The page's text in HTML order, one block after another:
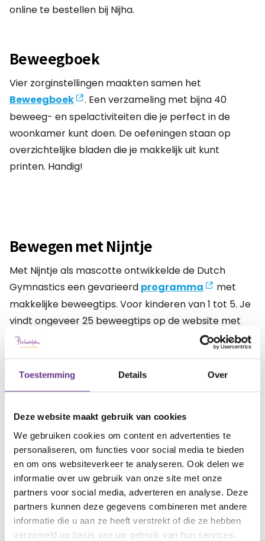
Toestemming Details Over
Deze website maakt gebruik van cookies
We gebruiken cookies om content en advertenties te
personaliseren, om functies voor social media te bieden
en om ons websiteverkeer te analyseren. Ook delen we
informatie over uw gebruik van onze site met onze
partners voor social media, adverteren en analyse. Deze
partners kunnen deze gegevens combineren met andere
informatie die u aan ze heeft verstrekt of die ze hebben
verzameld op basis van uw gebruik van hun services.
online te bestellen bij Nijha.
Beweegboek
Vier zorginstellingen maakten samen het
Beweegboek
. Een verzameling met bijna 40
beweeg- en spelactiviteiten die je perfect in de
woonkamer kunt doen. De oefeningen staan op
overzichtelijke bladen die je makkelijk uit kunt
printen. Handig!
Bewegen met Nijntje
Met Nijntje als mascotte ontwikkelde de Dutch
Gymnastics een gevarieerd programma
met
makkelijke beweegtips. Voor kinderen van 1 tot 5. Je
vindt ongeveer 25 beweegtips op de website met
duidelijke uitleg en veel video’s.
Plezier werkt het beste
Het belangrijkste van samen bewegen is dat je er
oefening aan de slag, probeer hem dan eerst zelf uit.
Je kunt dan inschatten of je kind het aan kan.
Oefeningen werken het beste als ze niet te moeilijk
en niet te makkelijk zijn. Het helpt je ook om de
oefening voor te doen, dat werkt beter dan met een
gesproken uitleg.